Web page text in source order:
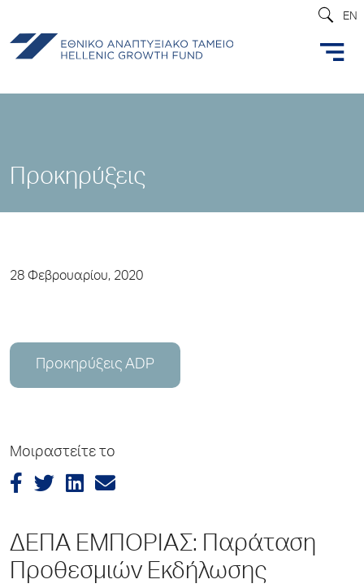
EN
Προκηρύξεις
28 Φεβρουαρίου, 2020
Προκηρύξεις ADP
Μοιραστείτε το
ΔΕΠΑ ΕΜΠΟΡΙΑΣ: Παράταση
Προθεσμιών Εκδήλωσης